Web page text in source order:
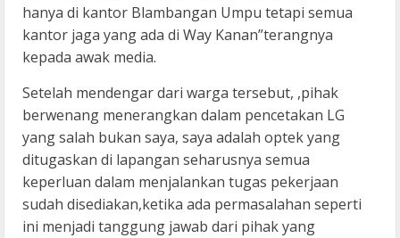
hanya di kantor Blambangan Umpu tetapi semua
kantor jaga yang ada di Way Kanan”terangnya
kepada awak media.
Setelah mendengar dari warga tersebut, ,pihak
berwenang menerangkan dalam pencetakan LG
yang salah bukan saya, saya adalah optek yang
ditugaskan di lapangan seharusnya semua
keperluan dalam menjalankan tugas pekerjaan
sudah disediakan,ketika ada permasalahan seperti
ini menjadi tanggung jawab dari pihak yang